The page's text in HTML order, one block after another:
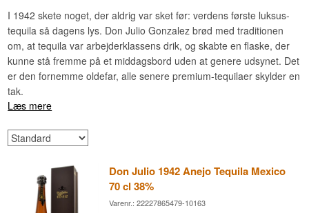
I 1942 skete noget, der aldrig var sket før: verdens første luksus-
tequila så dagens lys. Don Julio Gonzalez brød med traditionen
om, at tequila var arbejderklassens drik, og skabte en flaske, der
kunne stå fremme på et middagsbord uden at genere udsynet. Det
er den fornemme oldefar, alle senere premium-tequilaer skylder en
tak.
Læs mere
Don Julio 1942 Anejo Tequila Mexico
70 cl 38%
Varenr.: 22227865479-10163